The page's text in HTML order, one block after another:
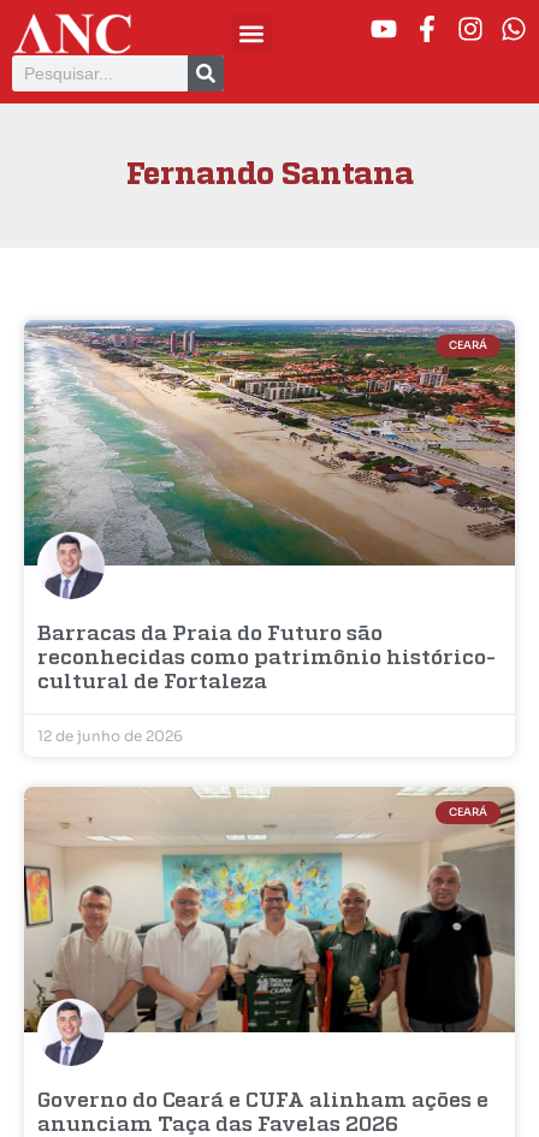
Fernando Santana
CEARÁ
Barracas da Praia do Futuro são
reconhecidas como patrimônio histórico-
cultural de Fortaleza
12 de junho de 2026
CEARÁ
Governo do Ceará e CUFA alinham ações e
anunciam Taça das Favelas 2026